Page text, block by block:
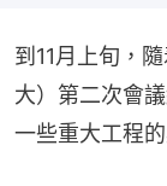
到11月上旬，
大）第二次會
一些重大工程